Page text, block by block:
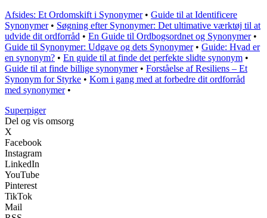
Afsides: Et Ordomskift i Synonymer• Guide til at Identificere
Synonymer• Søgning efter Synonymer: Det ultimative værktøj til at
udvide dit ordforråd • En Guide til Ordbogsordnet og Synonymer•
Guide til Synonymer: Udgave og dets Synonymer• Guide: Hvad er
en synonym? • En guide til at finde det perfekte slidte synonym •
Guide til at finde billige synonymer• Forståelse af Resiliens – Et
Synonym for Styrke • Kom i gang med at forbedre dit ordforråd
med synonymer•
Superpiger
Del og vis omsorg
X
Facebook
Instagram
LinkedIn
YouTube
Pinterest
TikTok
Mail